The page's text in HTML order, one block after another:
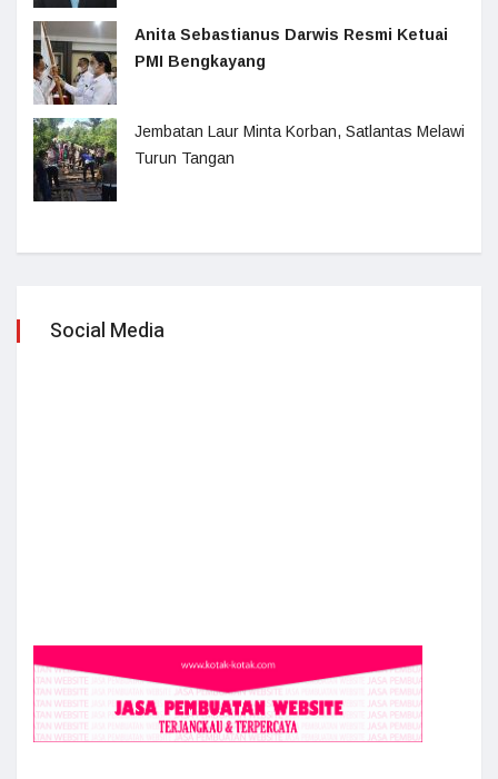
Anita Sebastianus Darwis Resmi Ketuai
PMI Bengkayang
Jembatan Laur Minta Korban, Satlantas Melawi
Turun Tangan
Social Media